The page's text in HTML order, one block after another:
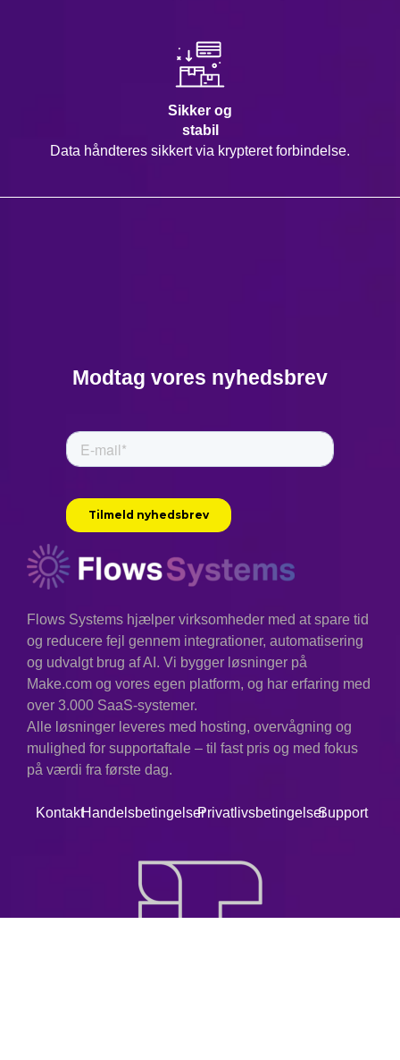
Sikker og
stabil
Data håndteres sikkert via krypteret forbindelse.
Modtag vores nyhedsbrev
Flows Systems hjælper virksomheder med at spare tid
og reducere fejl gennem integrationer, automatisering
og udvalgt brug af AI. Vi bygger løsninger på
Make.com og vores egen platform, og har erfaring med
over 3.000 SaaS-systemer.
Alle løsninger leveres med hosting, overvågning og
mulighed for supportaftale – til fast pris og med fokus
på værdi fra første dag.
KontaktHandelsbetingelserPrivatlivsbetingelserSupport